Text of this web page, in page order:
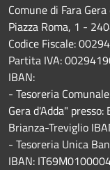
Comune di Fara Gera
Piazza Roma, 1 -
Codice Fiscale:
Partita IVA:
IBAN:
- Tesoreria
Gera d'Adda"
Brianza-Treviglio
- Tesoreria Unica
IBAN: